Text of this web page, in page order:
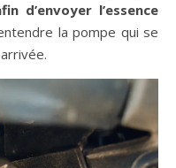
d’envoyer l’essence
la pompe qui se